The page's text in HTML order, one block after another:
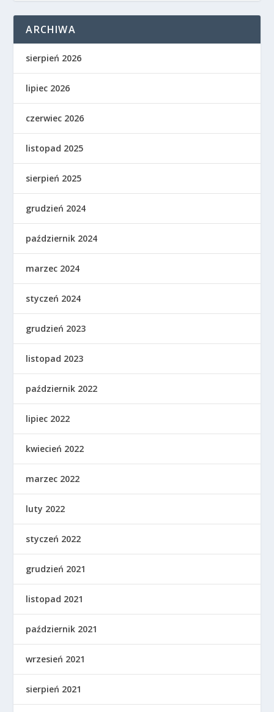
ARCHIWA
sierpień 2026
lipiec 2026
czerwiec 2026
listopad 2025
sierpień 2025
grudzień 2024
październik 2024
marzec 2024
styczeń 2024
grudzień 2023
listopad 2023
październik 2022
lipiec 2022
kwiecień 2022
marzec 2022
luty 2022
styczeń 2022
grudzień 2021
listopad 2021
październik 2021
wrzesień 2021
sierpień 2021